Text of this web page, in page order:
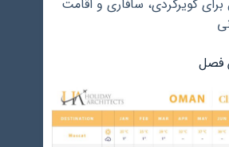
کویرگردی، سافاری و اقامت
فصل